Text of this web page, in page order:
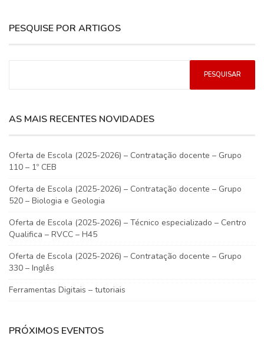
PESQUISE POR ARTIGOS
AS MAIS RECENTES NOVIDADES
Oferta de Escola (2025-2026) – Contratação docente – Grupo
110 – 1º CEB
Oferta de Escola (2025-2026) – Contratação docente – Grupo
520 – Biologia e Geologia
Oferta de Escola (2025-2026) – Técnico especializado – Centro
Qualifica – RVCC – H45
Oferta de Escola (2025-2026) – Contratação docente – Grupo
330 – Inglês
Ferramentas Digitais – tutoriais
PRÓXIMOS EVENTOS